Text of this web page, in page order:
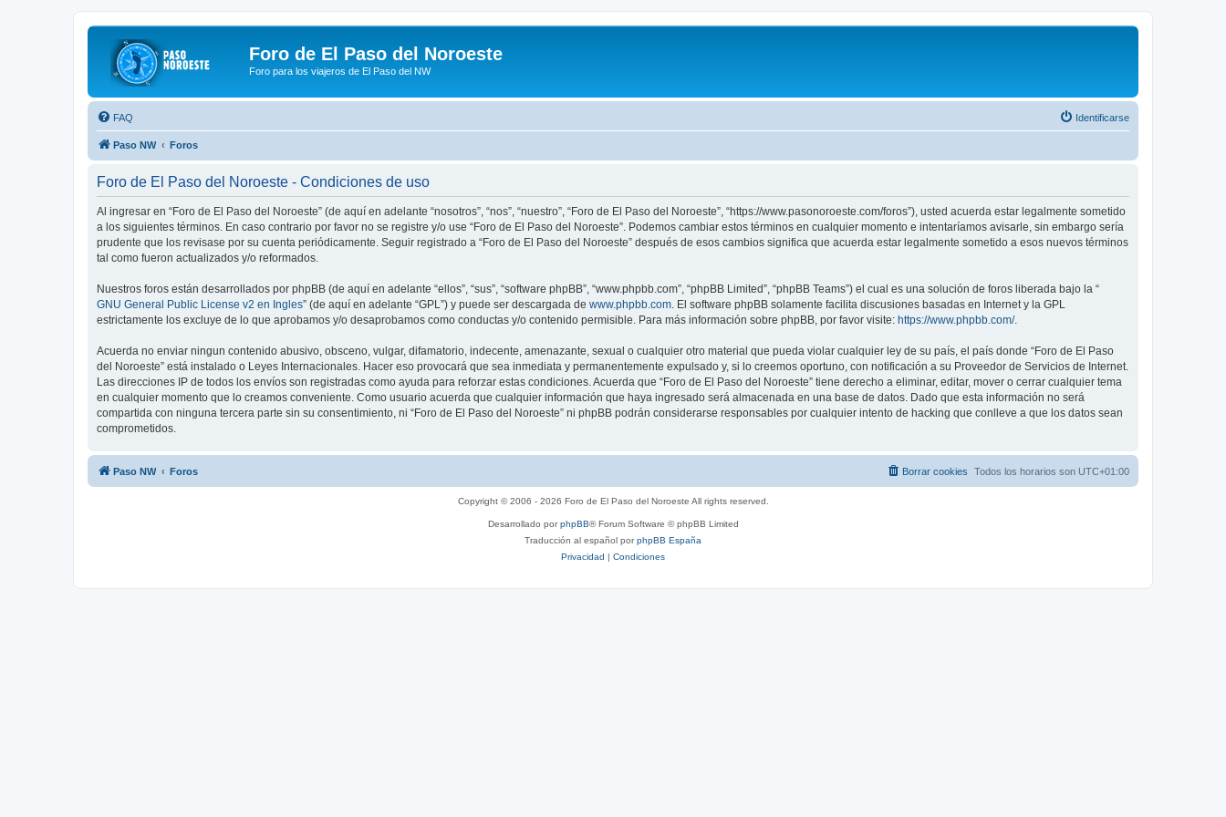
Foro de El Paso del Noroeste
Foro para los viajeros de El Paso del NW
FAQ Identificarse
Paso NW Foros
Foro de El Paso del Noroeste - Condiciones de uso
Al ingresar en “Foro de El Paso del Noroeste” (de aquí en adelante “nosotros”, “nos”, “nuestro”, “Foro de El Paso del Noroeste”, “https://www.pasonoroeste.com/foros”), usted acuerda estar legalmente sometido
a los siguientes términos. En caso contrario por favor no se registre y/o use “Foro de El Paso del Noroeste”. Podemos cambiar estos términos en cualquier momento e intentaríamos avisarle, sin embargo sería
prudente que los revisase por su cuenta periódicamente. Seguir registrado a “Foro de El Paso del Noroeste” después de esos cambios significa que acuerda estar legalmente sometido a esos nuevos términos
tal como fueron actualizados y/o reformados.
Nuestros foros están desarrollados por phpBB (de aquí en adelante “ellos”, “sus”, “software phpBB”, “www.phpbb.com”, “phpBB Limited”, “phpBB Teams”) el cual es una solución de foros liberada bajo la “
GNU General Public License v2 en Ingles” (de aquí en adelante “GPL”) y puede ser descargada de www.phpbb.com . El software phpBB solamente facilita discusiones basadas en Internet y la GPL
estrictamente los excluye de lo que aprobamos y/o desaprobamos como conductas y/o contenido permisible. Para más información sobre phpBB, por favor visite: https://www.phpbb.com/.
Acuerda no enviar ningun contenido abusivo, obsceno, vulgar, difamatorio, indecente, amenazante, sexual o cualquier otro material que pueda violar cualquier ley de su país, el país donde “Foro de El Paso
del Noroeste” está instalado o Leyes Internacionales. Hacer eso provocará que sea inmediata y permanentemente expulsado y, si lo creemos oportuno, con notificación a su Proveedor de Servicios de Internet.
Las direcciones IP de todos los envíos son registradas como ayuda para reforzar estas condiciones. Acuerda que “Foro de El Paso del Noroeste” tiene derecho a eliminar, editar, mover o cerrar cualquier tema
en cualquier momento que lo creamos conveniente. Como usuario acuerda que cualquier información que haya ingresado será almacenada en una base de datos. Dado que esta información no será
compartida con ninguna tercera parte sin su consentimiento, ni “Foro de El Paso del Noroeste” ni phpBB podrán considerarse responsables por cualquier intento de hacking que conlleve a que los datos sean
comprometidos.
Paso NW Foros Todos los horarios son UTC+01:00
Borrar cookies
Copyright © 2006 - 2026 Foro de El Paso del Noroeste All rights reserved.
Desarrollado porphpBB® Forum Software © phpBB Limited
Traducción al español porphpBB España
Privacidad | Condiciones